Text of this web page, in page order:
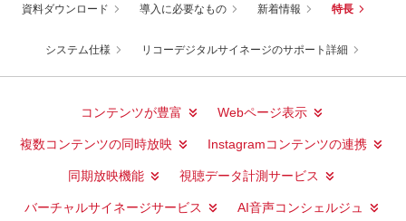
資料ダウンロード 導入に必要なもの 新着情報 特長
システム仕様 リコーデジタルサイネージのサポート詳細
コンテンツが豊富 Webページ表示
複数コンテンツの同時放映 Instagramコンテンツの連携
同期放映機能 視聴データ計測サービス
バーチャルサイネージサービス AI音声コンシェルジュ